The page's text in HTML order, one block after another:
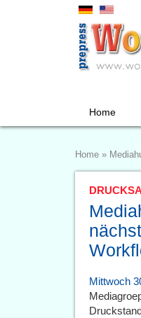
Home
Home »
Mittwoch